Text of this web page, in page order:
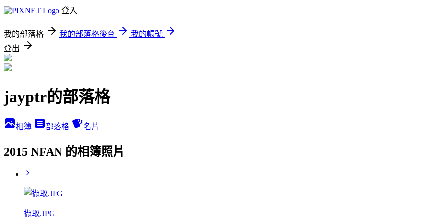
登入
我的部落格 我的部落格後台
我的帳號
登出
jayptr的部落格
相簿 部落格 名片
2015 NFAN 的相簿照片
擷取.JPG